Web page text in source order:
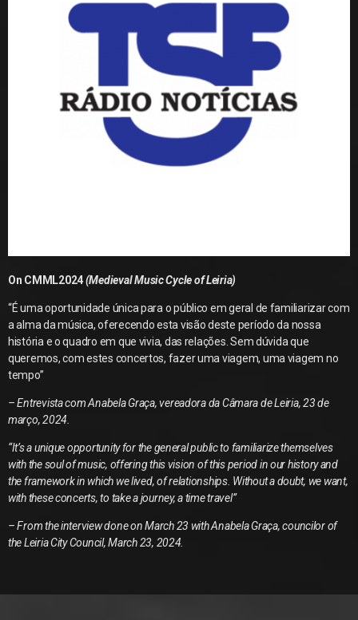
On CMML2024(Medieval Music Cycle of Leiria)
“É uma oportunidade única para o público em geral de familiarizar com
a alma da música, oferecendo esta visão deste período da nossa
história e o quadro em que vivia, das relações. Sem dúvida que
queremos, com estes concertos, fazer uma viagem, uma viagem no
tempo”
– Entrevista comAnabela Graça, vereadora da Câmara de Leiria, 23 de
março, 2024.
“It’s a unique opportunity for the general public to familiarize themselves
with the soul of music, offering this vision of this period in our history and
the framework in which we lived, of relationships. Without a doubt, we want,
with these concerts, to take a journey, a time travel”
– From the interview done on March 23 withAnabela Graça,councilor of
the Leiria City Council, March 23, 2024